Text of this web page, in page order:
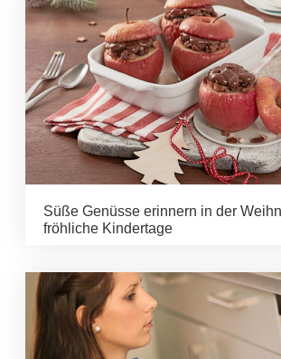
Süße Genüsse erinnern in der
fröhliche Kindertage